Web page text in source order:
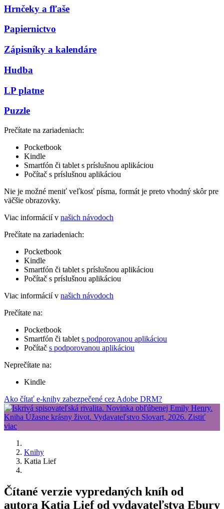
Hrnčeky a fľaše
Papiernictvo
Zápisníky a kalendáre
Hudba
LP platne
Puzzle
Prečítate na zariadeniach:
Pocketbook
Kindle
Smartfón či tablet s príslušnou aplikáciou
Počítač s príslušnou aplikáciou
Nie je možné meniť veľkosť písma, formát je preto vhodný skôr pre
väčšie obrazovky.
Viac informácií v našich návodoch
Prečítate na zariadeniach:
Pocketbook
Kindle
Smartfón či tablet s príslušnou aplikáciou
Počítač s príslušnou aplikáciou
Viac informácií v našich návodoch
Prečítate na:
Pocketbook
Smartfón či tablet s podporovanou aplikáciou
Počítač s podporovanou aplikáciou
Neprečítate na:
Kindle
Ako čítať e-knihy zabezpečené cez Adobe DRM?
Knihy
Katia Lief
Čítané verzie vypredaných kníh od
autora Katia Lief od vydavateľstva Ebury